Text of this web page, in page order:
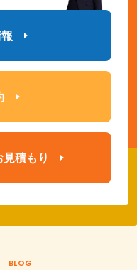
積もり
BLOG